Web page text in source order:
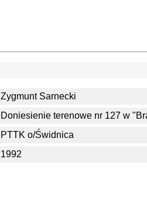
Zygmunt Sarnecki
Doniesienie terenowe nr 127 w
PTTK o/Świdnica
1992